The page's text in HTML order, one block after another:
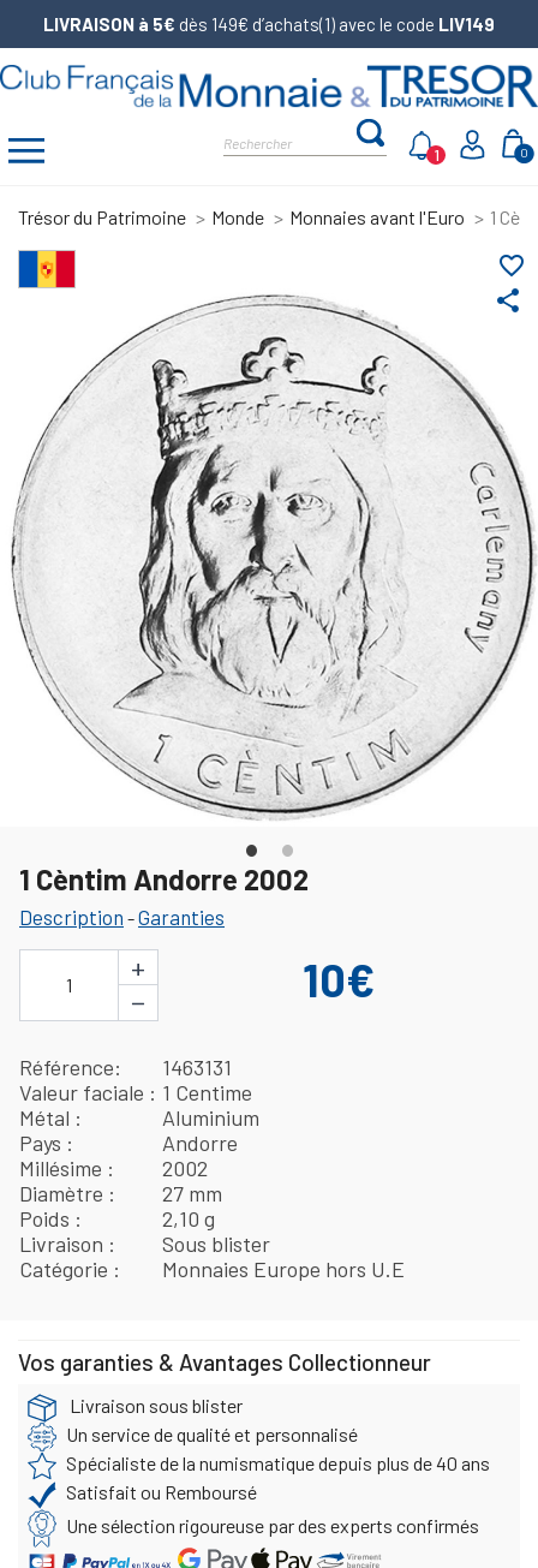
LIVRAISON à 5€ dès 149€ d’achats(1) avec le code LIV149
0
1
Trésor du Patrimoine Monde Monnaies avant l'Euro 1
share
favorite_border
1 Cèntim Andorre 2002
Description -Garanties
1
+
−
10€
Référence
1463131
Valeur faciale
1 Centime
Métal
Aluminium
Pays
Andorre
Millésime
2002
Diamètre
27 mm
Poids
2,10 g
Livraison
Sous blister
Catégorie
Monnaies Europe hors U.E
Vos garanties & Avantages Collectionneur
Livraison sous blister
Un service de qualité et personnalisé
Spécialiste de la numismatique depuis plus de 40 ans
Satisfait ou Remboursé
Une sélection rigoureuse par des experts confirmés